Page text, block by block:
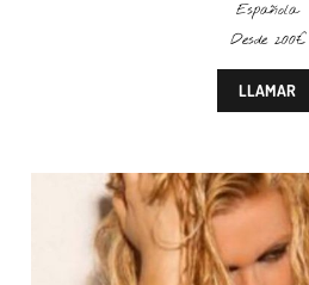
Española
Desde 200€
LLAMAR